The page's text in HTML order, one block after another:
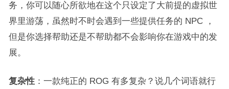
务，你可以随心所欲地在这个只设定了大前提的虚拟世
界里游荡，虽然时不时会遇到一些提供任务的 NPC ，
但是你选择帮助还是不帮助都不会影响你在游戏中的发
展。
复杂性：一款纯正的 ROG 有多复杂？说几个词语就行